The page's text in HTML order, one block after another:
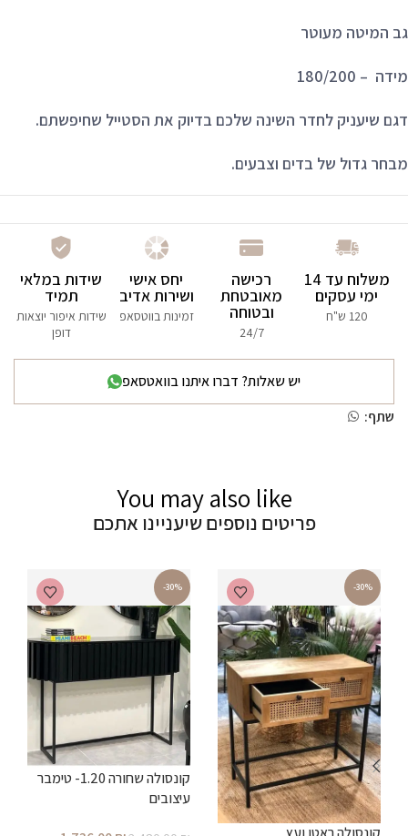
גב המיטה מעוטר
מידה – 180/200
דגם שיעניק לחדר השינה שלכם בדיוק את הסטייל שחיפשתם.
מבחר גדול של בדים וצבעים.
משלוח עד 14
ימי עסקים
120 ש"ח
רכישה
מאובטחת
ובטוחה
24/7
יחס אישי
ושירות אדיב
זמינות בווטסאפ
שידות במלאי
תמיד
שידות איפור יוצאות
דופן
יש שאלות? דברו איתנו בוואטסאפ
שתף:
You may also like
פריטים נוספים שיעניינו אתכם
-30%
-30%
קונסולה שחורה 1.20- טימבר
עיצובים